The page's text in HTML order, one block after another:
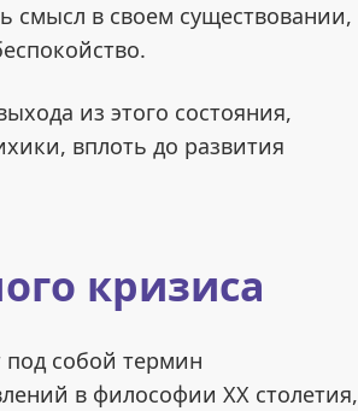
смысл в своем существовании,
из этого состояния,
вплоть до развития
кризиса
под собой термин
в философии XX столетия,